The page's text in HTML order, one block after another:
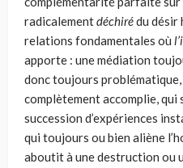
radi­calementdéchirédu désir
relations fondamentales où
apporte : une médiation
donc toujours problématique,
complètement accomplie, qui
succession d’expériences
qui toujours ou bien aliène
aboutit à une destruction ou